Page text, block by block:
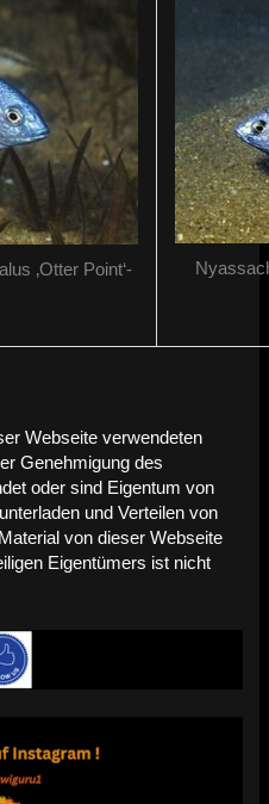
‚Otter Point‘-
Webseite verwendeten
Genehmigung des
oder sind Eigentum von
und Verteilen von
von dieser Webseite
Eigentümers ist nicht